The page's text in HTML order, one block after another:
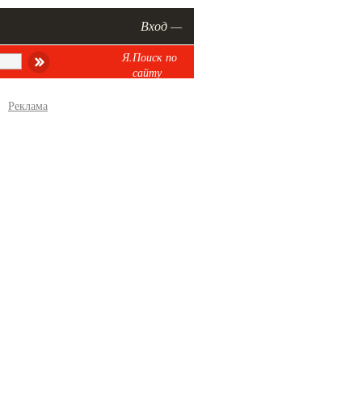
Вход —
Я.Поиск по
сайту
Реклама